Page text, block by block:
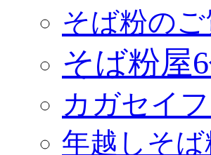
そば粉の
そば粉屋
カガセイ
年越しそば